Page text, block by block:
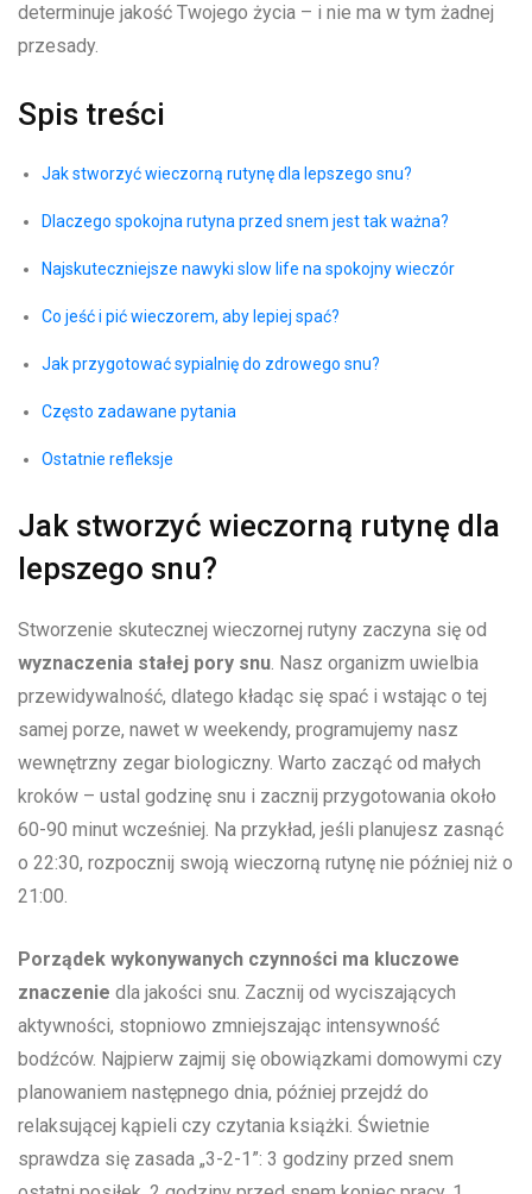
determinuje jakość ⁤Twojego życia – i nie ​ma w ‌tym żadnej
przesady.
Spis⁤ treści
Jak stworzyć wieczorną rutynę dla lepszego snu?
Dlaczego spokojna rutyna przed‍ snem jest tak ważna?
Najskuteczniejsze nawyki slow life na​ spokojny wieczór
Co jeść i pić wieczorem, aby lepiej spać?
Jak przygotować sypialnię do ⁢zdrowego snu?
Często zadawane pytania
Ostatnie refleksje
Jak stworzyć wieczorną rutynę dla
lepszego snu?
Stworzenie skutecznej wieczornej rutyny zaczyna się od
wyznaczenia stałej pory snu.⁣ Nasz ⁢organizm uwielbia
przewidywalność, dlatego kładąc się spać i wstając⁣ o ⁤tej
samej porze, nawet w weekendy, programujemy nasz⁣
wewnętrzny zegar biologiczny. Warto zacząć od małych
kroków – ustal​ godzinę snu i zacznij przygotowania‍ około
60-90 minut ‍wcześniej. Na przykład, jeśli planujesz zasnąć
o 22:30, rozpocznij swoją wieczorną rutynę nie później niż o
⁢21:00.
Porządek wykonywanych czynności⁤ ma kluczowe
znaczenie dla jakości snu. Zacznij od wyciszających
aktywności, stopniowo zmniejszając intensywność
bodźców. Najpierw zajmij się obowiązkami ​domowymi czy⁣
planowaniem następnego dnia, później ​przejdź do
relaksującej kąpieli czy czytania książki. Świetnie
sprawdza się zasada „3-2-1”: 3 godziny przed snem